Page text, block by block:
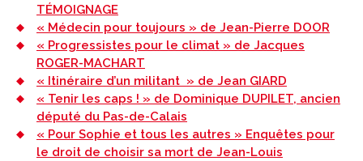
TÉMOIGNAGE
« Médecin pour toujours » de Jean-Pierre DOOR
« Progressistes pour le climat » de Jacques
ROGER-MACHART
« Itinéraire d’un militant » de Jean GIARD
« Tenir les caps ! » de Dominique DUPILET, ancien
député du Pas-de-Calais
« Pour Sophie et tous les autres » Enquêtes pour
le droit de choisir sa mort de Jean-Louis